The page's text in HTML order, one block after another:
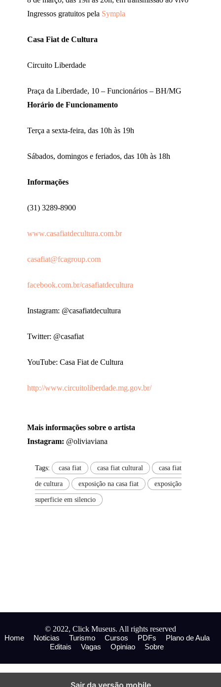
Ingressos gratuitos pela Sympla
Casa Fiat de Cultura
Circuito Liberdade
Praça da Liberdade, 10 – Funcionários – BH/MG
Horário de Funcionamento
Terça a sexta-feira, das 10h às 19h
Sábados, domingos e feriados, das 10h às 18h
Informações
(31) 3289-8900
www.casafiatdecultura.com.br
casafiat@fcagroup.com
facebook.com.br/casafiatdecultura
Instagram: @casafiatdecultura
Twitter: @casafiat
YouTube: Casa Fiat de Cultura
http://www.circuitoliberdade.mg.gov.br/
Mais informações sobre o artista
Instagram: @oliviaviana
Tags: casa fiat casa fiat cultural casa fiat
de cultura exposição na casa fiat exposição
superficie em silencio
© 2022, Click Museus. All rights reserved
Home
Noticias Turismo Cursos PDFs
Plano de Aula
Editais
Vagas Opiniao Sobre
Sair da versão mobile